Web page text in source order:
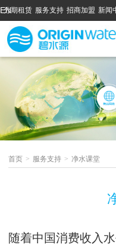
EN
分期租赁 服务支持 招商加盟 新闻
首页 > 服务支持 > 净水课堂
随着中国消费收入